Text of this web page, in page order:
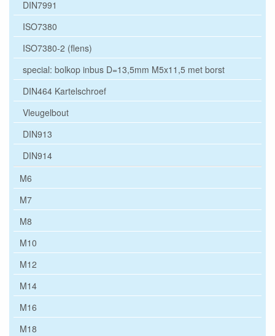
DIN7991
ISO7380
ISO7380-2 (flens)
special: bolkop inbus D=13,5mm M5x11,5 met borst
DIN464 Kartelschroef
Vleugelbout
DIN913
DIN914
M6
M7
M8
M10
M12
M14
M16
M18